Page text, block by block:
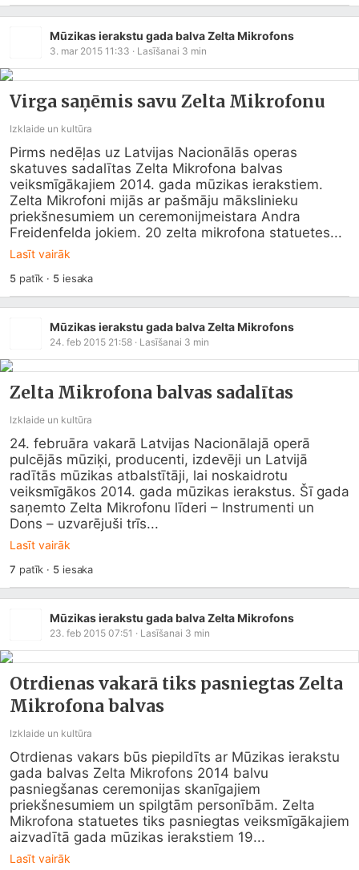
Mūzikas ierakstu gada balva Zelta Mikrofons
3. mar 2015 11:33 · Lasīšanai 3 min
Virga saņēmis savu Zelta Mikrofonu
Izklaide un kultūra
Pirms nedēļas uz Latvijas Nacionālās operas
skatuves sadalītas Zelta Mikrofona balvas
veiksmīgākajiem 2014. gada mūzikas ierakstiem.
Zelta Mikrofoni mijās ar pašmāju mākslinieku
priekšnesumiem un ceremonijmeistara Andra
Freidenfelda jokiem. 20 zelta mikrofona statuetes...
Lasīt vairāk
5patīk · 5iesaka
Mūzikas ierakstu gada balva Zelta Mikrofons
24. feb 2015 21:58 · Lasīšanai 3 min
Zelta Mikrofona balvas sadalītas
Izklaide un kultūra
24. februāra vakarā Latvijas Nacionālajā operā
pulcējās mūziķi, producenti, izdevēji un Latvijā
radītās mūzikas atbalstītāji, lai noskaidrotu
veiksmīgākos 2014. gada mūzikas ierakstus. Šī gada
saņemto Zelta Mikrofonu līderi – Instrumenti un
Dons – uzvarējuši trīs...
Lasīt vairāk
7 patīk · 5iesaka
Mūzikas ierakstu gada balva Zelta Mikrofons
23. feb 2015 07:51 · Lasīšanai 3 min
Otrdienas vakarā tiks pasniegtas Zelta
Mikrofona balvas
Izklaide un kultūra
Otrdienas vakars būs piepildīts ar Mūzikas ierakstu
gada balvas Zelta Mikrofons 2014 balvu
pasniegšanas ceremonijas skanīgajiem
priekšnesumiem un spilgtām personībām. Zelta
Mikrofona statuetes tiks pasniegtas veiksmīgākajiem
aizvadītā gada mūzikas ierakstiem 19...
Lasīt vairāk